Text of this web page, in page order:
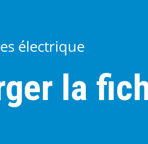
électrique
la